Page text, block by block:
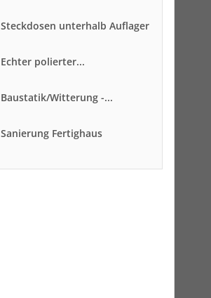
Steckdosen unterhalb Auflager
Echter polierter...
Baustatik/Witterung -...
Sanierung Fertighaus